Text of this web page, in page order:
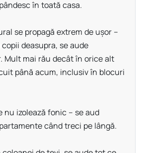
în toată casa.
se propagă extrem de ușor –
deasupra, se aude
Mult mai rău decât în orice alt
până acum, inclusiv în blocuri
nu izolează fonic – se aud
când treci pe lângă.